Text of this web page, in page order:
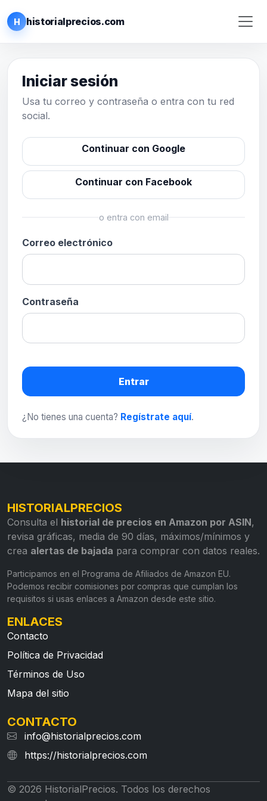
H historialprecios.com
Iniciar sesión
Usa tu correo y contraseña o entra con tu red
social.
Continuar con Google
Continuar con Facebook
o entra con email
Correo electrónico
Contraseña
Entrar
¿No tienes una cuenta? Regístrate aquí.
HISTORIALPRECIOS
Consulta el historial de precios en Amazon por ASIN,
revisa gráficas, media de 90 días, máximos/mínimos y
crea alertas de bajada para comprar con datos reales.
Participamos en el Programa de Afiliados de Amazon EU.
Podemos recibir comisiones por compras que cumplan los
requisitos si usas enlaces a Amazon desde este sitio.
ENLACES
Contacto
Política de Privacidad
Términos de Uso
Mapa del sitio
CONTACTO
info@historialprecios.com
https://historialprecios.com
© 2026 HistorialPrecios. Todos los derechos